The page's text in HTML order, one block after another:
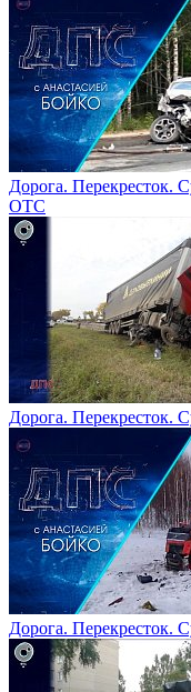
Дорога. Перекресток.
ОТС
Дорога. Перекресток.
Дорога. Перекресток.